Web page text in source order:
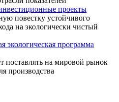
проекты
повестку устойчивого
на экологически чистый
экологическая программа
поставлять на мировой рынок
производства